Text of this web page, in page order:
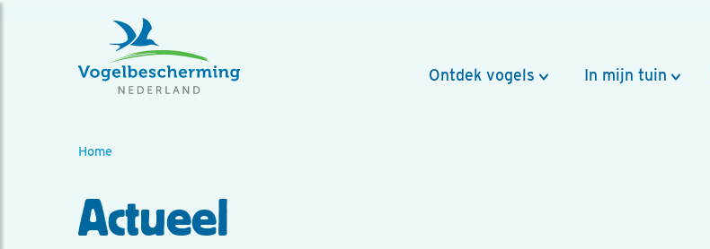
Ontdek vogels In mijn tuin
Home
Actueel